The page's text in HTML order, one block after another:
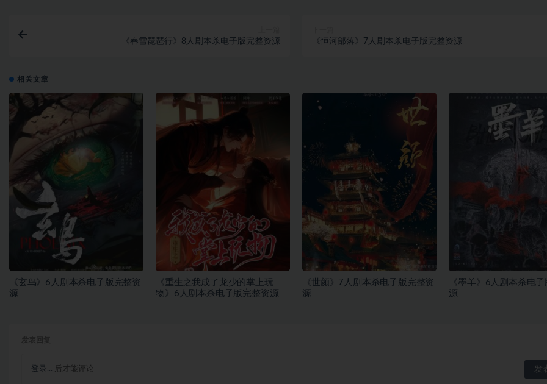
《春雪琵琶行》8人剧本杀电子版完整资源 《恒河部落》7人剧本杀电子版完整资源
相关文章
《玄鸟》6人剧本杀电子版完整资
源
《重生之我成了龙少的掌上玩
物》6人剧本杀电子版完整资源
《世颜》7人剧本杀电子版完整资
源
《墨羊》6人剧本杀电
源
登录... 后才能评论